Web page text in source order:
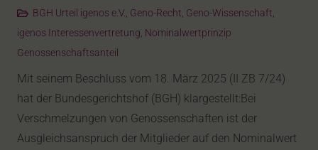
BGH Urteil igenos e.V., Geno-Recht, Geno-Wissenschaft,
igenos Interessenvertretung, Nominalwertprinzip
Genossenschaftsanteil
Mit seinem Beschluss vom 18. März 2025 (II ZB 7/24)
hat der Bundesgerichtshof (BGH) klargestellt:Bei
Verschmelzungen von Genossenschaften ist der
Ausgleichsanspruch der Mitglieder auf den Nominalwert